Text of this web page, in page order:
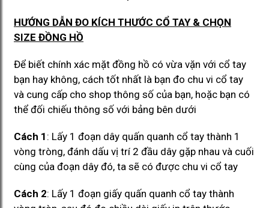
HƯỚNG DẪN ĐO KÍCH THƯỚC CỔ TAY & CHỌN
SIZE ĐỒNG HỒ
Để biết chính xác mặt đồng hồ có vừa vặn với cổ tay
bạn hay không, cách tốt nhất là bạn đo chu vi cổ tay
và cung cấp cho shop thông số của bạn, hoặc bạn có
thể đối chiếu thông số với bảng bên dưới
Cách 1 : Lấy 1 đoạn dây quấn quanh cổ tay thành 1
vòng tròng, đánh dấu vị trí 2 đầu dây gặp nhau và cuối
cùng của đoạn dây đó, ta sẽ có được chu vi cổ tay
Cách 2: Lấy 1 đoạn giấy quấn quanh cổ tay thành